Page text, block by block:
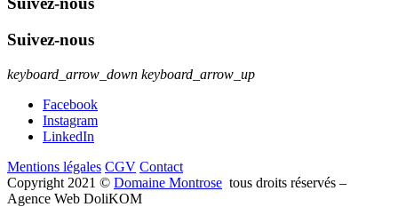
Suivez-nous
keyboard_arrow_down keyboard_arrow_up
Facebook
Instagram
LinkedIn
Mentions légales CGV Contact
Copyright 2021 © Domaine Montrose tous droits réservés –
Agence Web DoliKOM